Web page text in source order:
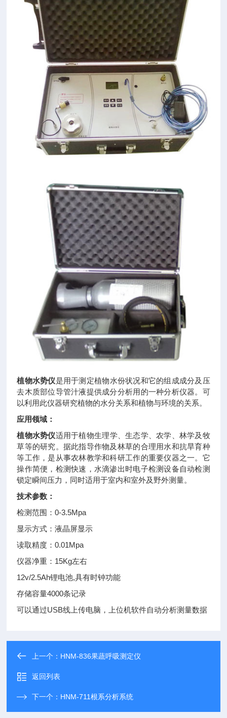
植物水势仪是用于测定植物水份状况和它的组成成分及压
去木质部位导管汁液提供成分分析用的一种分析仪器。可
以利用此仪器研究植物的水分关系和植物与环境的关系。
应用领域：
植物水势仪适用于植物生理学、生态学、农学、林学及牧
草等的研究。据此指导作物及林草的合理用水和抗旱育种
等工作，是从事农林教学和科研工作的重要仪器之一。它
操作简便，检测快速，水滴渗出时电子检测设备自动检测
锁定瞬间压力，同时适用于室内和室外及野外测量。
技术参数：
检测范围：0-3.5Mpa
显示方式：液晶屏显示
读取精度：0.01Mpa
仪器净重：15Kg左右
12v/2.5Ah锂电池,具有时钟功能
存储容量4000条记录
可以通过USB线上传电脑，上位机软件自动分析测量数据
上一个： HNM-836果蔬呼吸测定仪
返回列表
下一个： HNM-711根系分析系统